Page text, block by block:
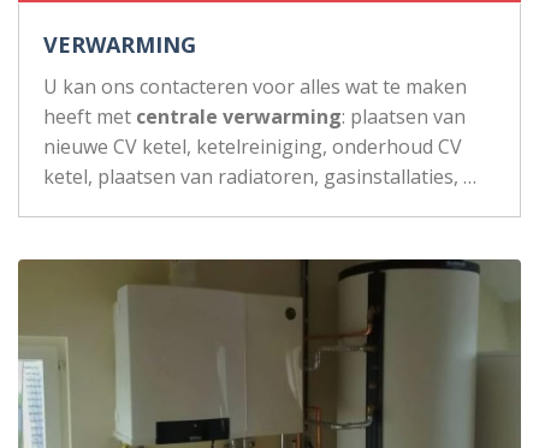
VERWARMING
U kan ons contacteren voor alles wat te maken
heeft met centrale verwarming: plaatsen van
nieuwe CV ketel, ketelreiniging, onderhoud CV
ketel, plaatsen van radiatoren, gasinstallaties, …